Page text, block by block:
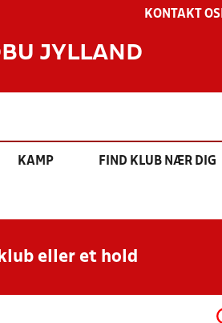
KONTAKT OS
JYLLAND
KAMP FIND KLUB NÆR DIG
eller et hold